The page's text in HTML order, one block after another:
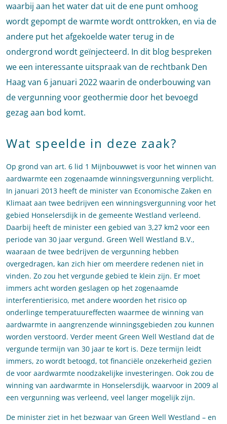
waarbij aan het water dat uit de ene punt omhoog
wordt gepompt de warmte wordt onttrokken, en via de
andere put het afgekoelde water terug in de
ondergrond wordt geïnjecteerd. In dit blog bespreken
we een interessante uitspraak van de rechtbank Den
Haag van 6 januari 2022 waarin de onderbouwing van
de vergunning voor geothermie door het bevoegd
gezag aan bod komt.
Wat speelde in deze zaak?
Op grond van art. 6 lid 1 Mijnbouwwet is voor het winnen van
aardwarmte een zogenaamde winningsvergunning verplicht.
In januari 2013 heeft de minister van Economische Zaken en
Klimaat aan twee bedrijven een winningsvergunning voor het
gebied Honselersdijk in de gemeente Westland verleend.
Daarbij heeft de minister een gebied van 3,27 km2 voor een
periode van 30 jaar vergund. Green Well Westland B.V.,
waaraan de twee bedrijven de vergunning hebben
overgedragen, kan zich hier om meerdere redenen niet in
vinden. Zo zou het vergunde gebied te klein zijn. Er moet
immers acht worden geslagen op het zogenaamde
interferentierisico, met andere woorden het risico op
onderlinge temperatuureffecten waarmee de winning van
aardwarmte in aangrenzende winningsgebieden zou kunnen
worden verstoord. Verder meent Green Well Westland dat de
vergunde termijn van 30 jaar te kort is. Deze termijn leidt
immers, zo wordt betoogd, tot financiële onzekerheid gezien
de voor aardwarmte noodzakelijke investeringen. Ook zou de
winning van aardwarmte in Honselersdijk, waarvoor in 2009 al
een vergunning was verleend, veel langer mogelijk zijn.
De minister ziet in het bezwaar van Green Well Westland – en